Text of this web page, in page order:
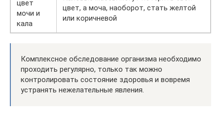
цвет
мочи и
кала
цвет, а моча, наоборот, стать желтой
или коричневой
Комплексное обследование организма необходимо
проходить регулярно, только так можно
контролировать состояние здоровья и вовремя
устранять нежелательные явления.